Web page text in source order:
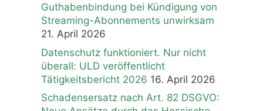
Guthabenbindung bei Kündigung von
Streaming-Abonnements unwirksam
21. April 2026
Datenschutz funktioniert. Nur nicht
überall: ULD veröffentlicht
Tätigkeitsbericht 2026 16. April 2026
Schadensersatz nach Art. 82 DSGVO: